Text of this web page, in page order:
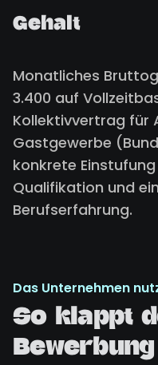
Gehalt
Monatliches
3.400 auf
Kollektivvertrag für
Gastgewerbe
konkrete
Qualifikation und
Berufserfahrung.
Das Unternehmen
So klappt